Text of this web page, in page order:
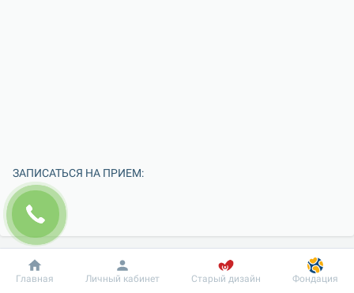
ЗАПИСАТЬСЯ НА ПРИЕМ:
Добробут Информация Пациенту
Главная Личный кабинет Старый дизайн Фондация